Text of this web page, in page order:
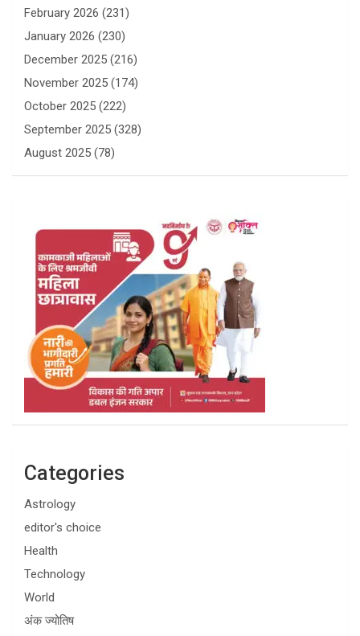
February 2026 (231)
January 2026 (230)
December 2025 (216)
November 2025 (174)
October 2025 (222)
September 2025 (328)
August 2025 (78)
Categories
Astrology
editor's choice
Health
Technology
World
अंक ज्योतिष